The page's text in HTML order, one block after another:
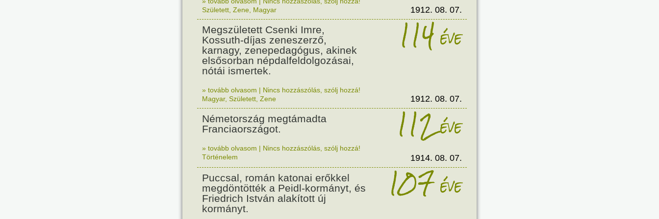
Született Zene Magyar 1912. 08. 07.
Megszületett Csenki Imre,
Kossuth-díjas zeneszerző,
karnagy, zenepedagógus, akinek
elsősorban népdalfeldolgozásai,
nótái ismertek.
114éve
» tovább olvasom | Nincs hozzászólás, szólj hozzá!
Magyar, Született Zene 1912. 08. 07.
Németország megtámadta
Franciaországot.
112éve
» tovább olvasom | Nincs hozzászólás, szólj hozzá!
Történelem
1914. 08. 07.
Puccsal, román katonai erőkkel
megdöntötték a Peidl-kormányt, és
Friedrich István alakított új
kormányt.
107éve